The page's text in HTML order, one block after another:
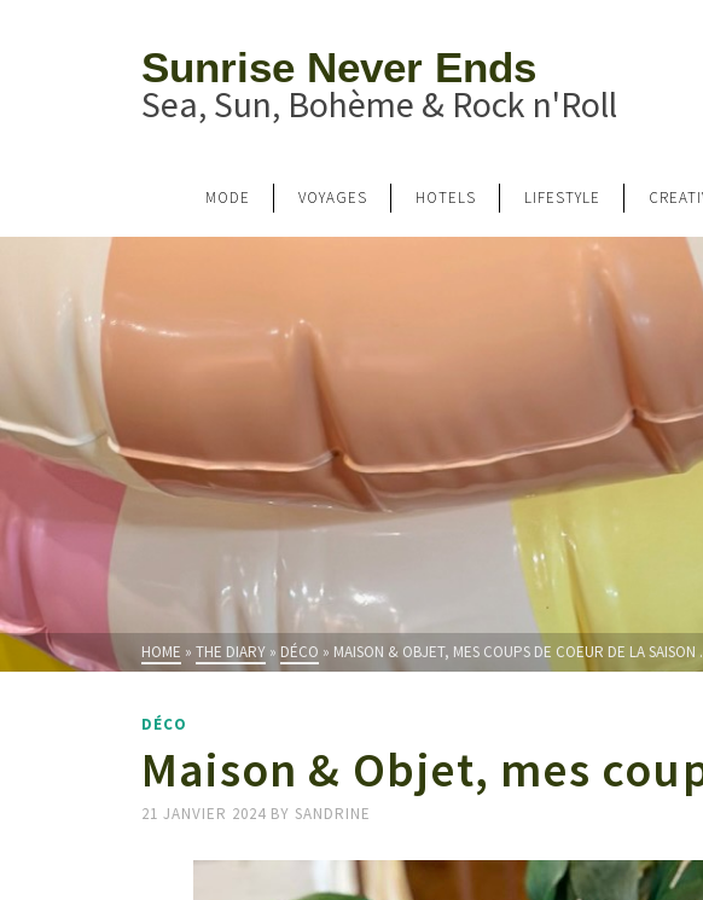
Sunrise Never Ends
Sea, Sun, Bohème & Rock n'Roll
MODE VOYAGES HOTELS LIFESTYLE
HOME » THE DIARY » DÉCO » MAISON & OBJET, MES COUPS DE COEUR DE LA
DÉCO
Maison & Objet, mes
21 JANVIER 2024 BY SANDRINE